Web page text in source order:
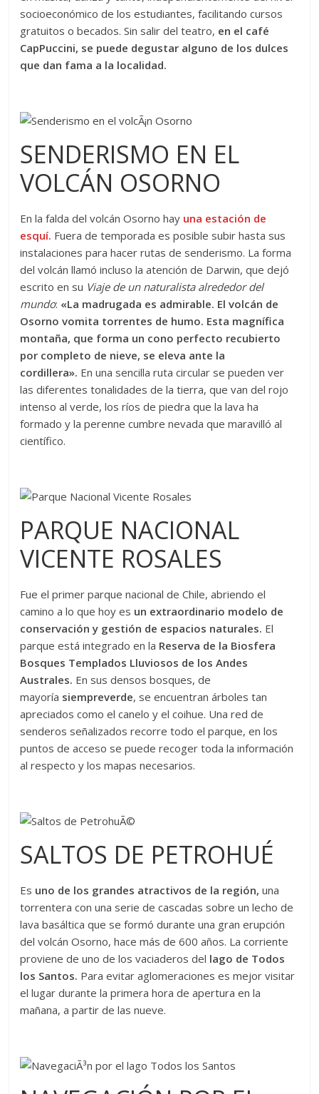
socioeconómico de los estudiantes, facilitando cursos
gratuitos o becados. Sin salir del teatro, en el café
CapPuccini, se puede degustar alguno de los dulces
que dan fama a la localidad.
SENDERISMO EN EL
VOLCÁN OSORNO
En la falda del volcán Osorno hay una estación de
esquí. Fuera de temporada es posible subir hasta sus
instalaciones para hacer rutas de senderismo. La forma
del volcán llamó incluso la atención de Darwin, que dejó
escrito en su Viaje de un naturalista alrededor del
mundo: «La madrugada es admirable. El volcán de
Osorno vomita torrentes de humo. Esta magnífica
montaña, que forma un cono perfecto recubierto
por completo de nieve, se eleva ante la
cordillera». En una sencilla ruta circular se pueden ver
las diferentes tonalidades de la tierra, que van del rojo
intenso al verde, los ríos de piedra que la lava ha
formado y la perenne cumbre nevada que maravilló al
científico.
PARQUE NACIONAL
VICENTE ROSALES
Fue el primer parque nacional de Chile, abriendo el
camino a lo que hoy es un extraordinario modelo de
conservación y gestión de espacios naturales. El
parque está integrado en la Reserva de la Biosfera
Bosques Templados Lluviosos de los Andes
Australes. En sus densos bosques, de
mayoría siempreverde, se encuentran árboles tan
apreciados como el canelo y el coihue. Una red de
senderos señalizados recorre todo el parque, en los
puntos de acceso se puede recoger toda la información
al respecto y los mapas necesarios.
SALTOS DE PETROHUÉ
Es uno de los grandes atractivos de la región, una
torrentera con una serie de cascadas sobre un lecho de
lava basáltica que se formó durante una gran erupción
del volcán Osorno, hace más de 600 años. La corriente
proviene de uno de los vaciaderos del lago de Todos
los Santos. Para evitar aglomeraciones es mejor visitar
el lugar durante la primera hora de apertura en la
mañana, a partir de las nueve.